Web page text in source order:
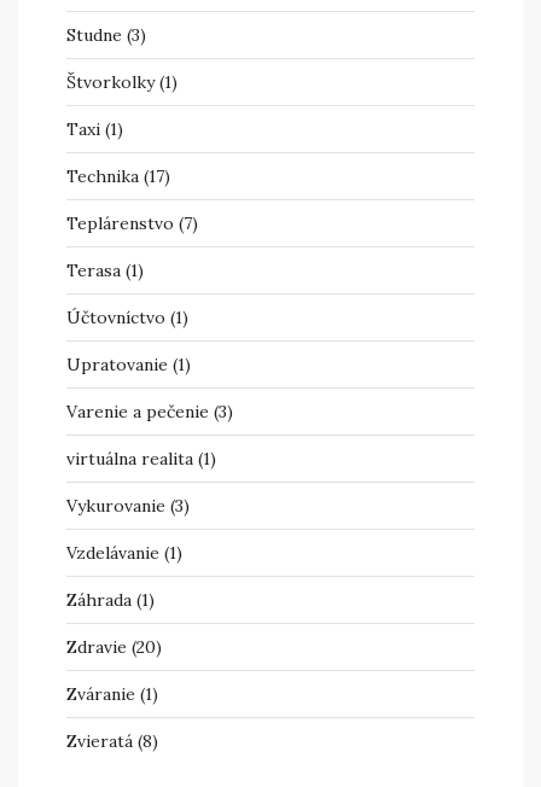
Studne (3)
Štvorkolky(1)
Taxi (1)
Technika (17)
Teplárenstvo (7)
Terasa (1)
Účtovníctvo (1)
Upratovanie (1)
Varenie a pečenie (3)
virtuálna realita (1)
Vykurovanie (3)
Vzdelávanie (1)
Záhrada (1)
Zdravie (20)
Zváranie (1)
Zvieratá (8)